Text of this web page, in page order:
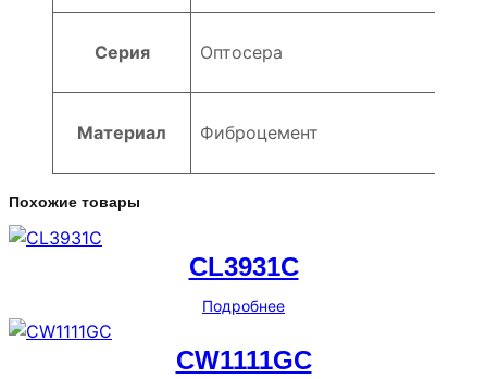
Серия Оптосера
Материал Фиброцемент
Похожие товары
CL3931C
Подробнее
CW1111GC